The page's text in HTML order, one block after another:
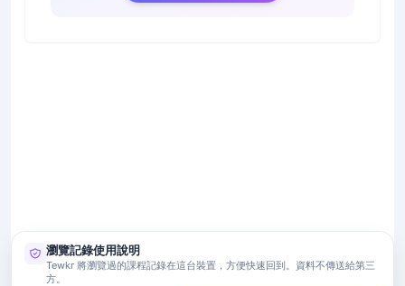
瀏覽記錄使用說明
Tewkr 將瀏覽過的課程記錄在這台裝置，方便快速回到。資料不傳送給第三
方。